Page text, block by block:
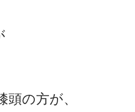
の方が、